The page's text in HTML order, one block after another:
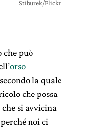
Stiburek/Flickr
che può
orso
la quale
che possa
si avvicina
noi ci